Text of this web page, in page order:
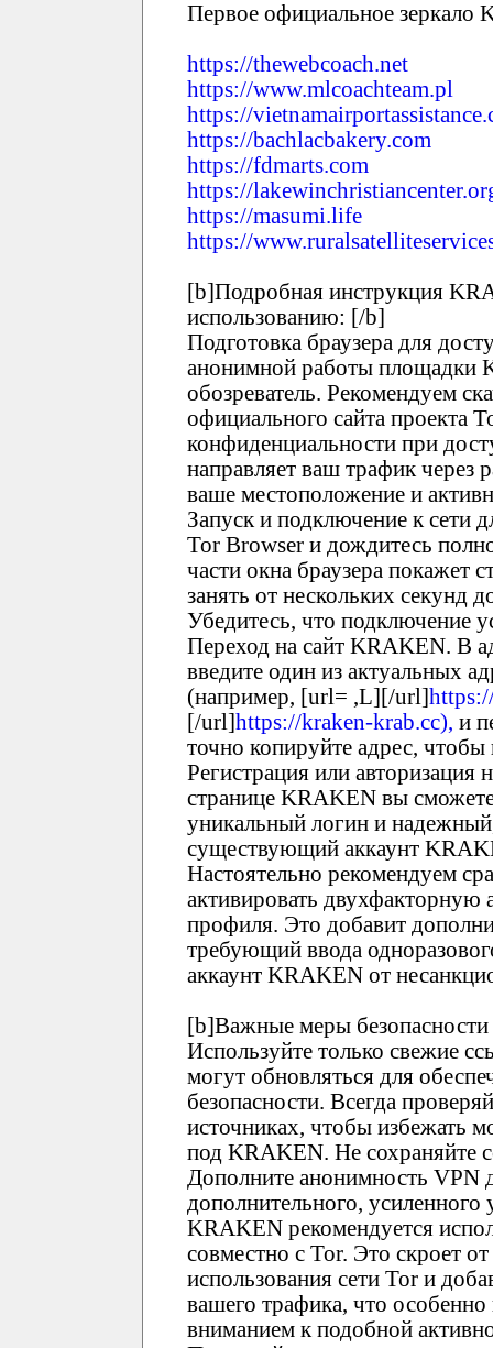
Первое официальное зеркало
https://thewebcoach.net
https://www.mlcoachteam.pl
https://
https://bachlacbakery.com
https://fdmarts.com
https://
https://masumi.life
https://
[b]Подробная инструкция
использованию: [/b]
Подготовка браузера для
анонимной работы площадки
обозреватель. Рекомендуем
официального сайта проекта
конфиденциальности при
направляет ваш трафик через
ваше местоположение и
Запуск и подключение к сети
Tor Browser и дождитесь
части окна браузера покажет
занять от нескольких
Убедитесь, что подключение
Переход на сайт KRAKEN. В
введите один из актуальных
(например, [url= ,L][/url]
[/url]https://kraken-krab.cc), и
точно копируйте адрес,
Регистрация или
странице KRAKEN вы
уникальный логин и
существующий аккаунт
Настоятельно рекомендуем
активировать двухфакторную
профиля. Это добавит
требующий ввода
аккаунт KRAKEN от
[b]Важные меры
Используйте только свежие
могут обновляться для
безопасности. Всегда
источниках, чтобы избежать
под KRAKEN. Не сохраняйте
Дополните анонимность VPN
дополнительного,
KRAKEN рекомендуется
совместно с Tor. Это скроет
использования сети Tor и
вашего трафика, что
вниманием к подобной